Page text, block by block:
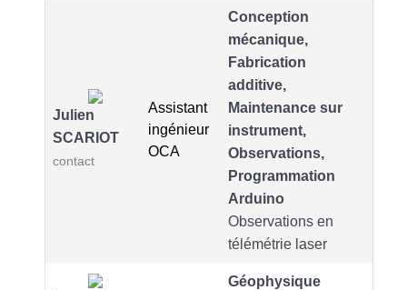
Julien
SCARIOT
contact
Assistant
ingénieur
OCA
Conception
mécanique,
Fabrication
additive,
Maintenance sur
instrument,
Observations,
Programmation
Arduino
Observations en
télémétrie laser
Géophysique